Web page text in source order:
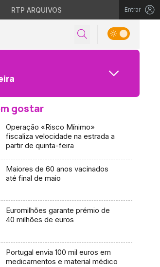
RTP ARQUIVOS Entrar
gostar
Operação «Risco Mínimo»
fiscaliza velocidade na estrada a
partir de quinta-feira
Maiores de 60 anos vacinados
até final de maio
Euromilhões garante prémio de
40 milhões de euros
Portugal envia 100 mil euros em
medicamentos e material médico